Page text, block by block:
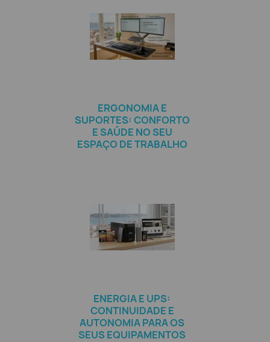
ERGONOMIA E
SUPORTES: CONFORTO
E SAÚDE NO SEU
ESPAÇO DE TRABALHO
ENERGIA E UPS:
CONTINUIDADE E
AUTONOMIA PARA OS
SEUS EQUIPAMENTOS